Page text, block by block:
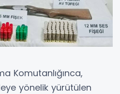
Komutanlığınca,
yönelik yürütülen